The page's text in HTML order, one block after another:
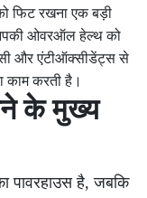
फिट रखना एक बड़ी
ओवरऑल हेल्थ को
सी और एंटीऑक्सीडेंट्स से
काम करती है।
के मुख्य
पावरहाउस है, जबकि